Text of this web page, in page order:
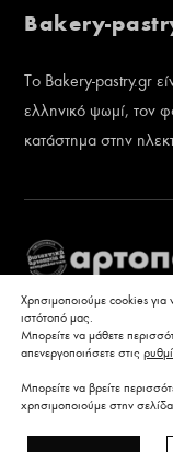
Bakery-
Το Bakery-pastry.gr
ελληνικό ψωμί, τον
κατάστημα στην
Χρησιμοποιούμε cookies
ιστότοπό μας.
Μπορείτε να μάθετε
απενεργοποιήσετε στις
Μπορείτε να βρείτε
χρησιμοποιούμε στην σελίδα